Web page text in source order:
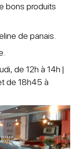
bons produits
de panais.
de 12h à 14h |
de 18h45 à